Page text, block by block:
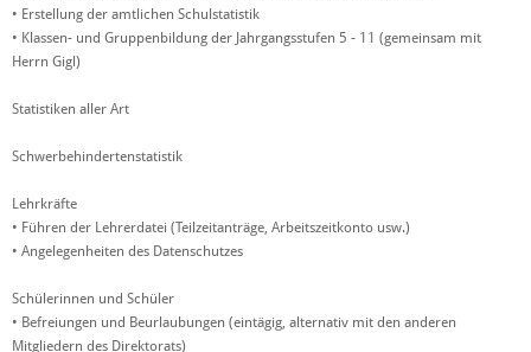
• Erstellung der amtlichen Schulstatistik
• Klassen- und Gruppenbildung der Jahrgangsstufen 5 - 11 (gemeinsam mit
Herrn Gigl)
Statistiken aller Art
Schwerbehindertenstatistik
Lehrkräfte
• Führen der Lehrerdatei (Teilzeitanträge, Arbeitszeitkonto usw.)
• Angelegenheiten des Datenschutzes
Schülerinnen und Schüler
• Befreiungen und Beurlaubungen (eintägig, alternativ mit den anderen
Mitgliedern des Direktorats)